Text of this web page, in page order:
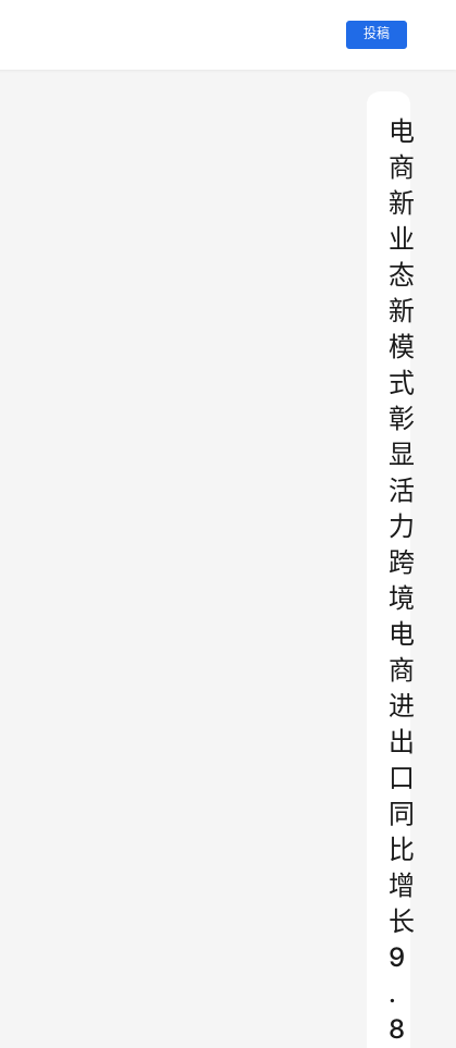
投稿
电
商
新
业
态
新
模
式
彰
显
活
力
跨
境
电
商
进
出
口
同
比
增
长
9
.
8